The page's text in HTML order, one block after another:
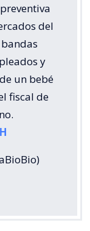
del
y
un bebé
fiscal de